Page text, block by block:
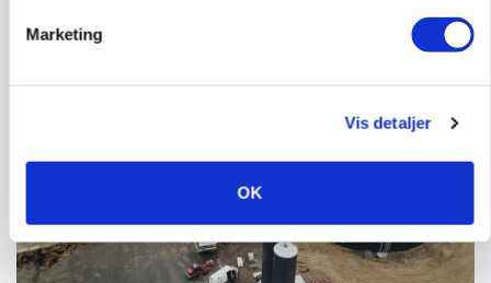
Marketing
Vis detaljer
OK